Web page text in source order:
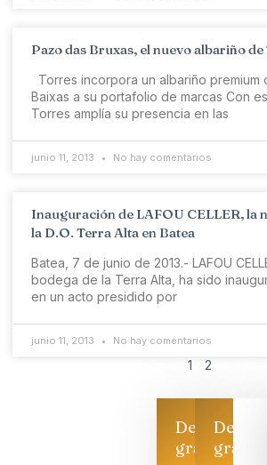
Pazo das Bruxas, el nuevo albariño
Torres incorpora un albariño premium
Baixas a su portafolio de marcas Con
Torres amplía su presencia en las
junio 11, 2013 No hay comentarios
Inauguración de LAFOU CELLER, la
la D.O. Terra Alta en Batea
Batea, 7 de junio de 2013.- LAFOU
bodega de la Terra Alta, ha sido
en un acto presidido por
junio 11, 2013 No hay comentarios
1 2
Descarga
gratisgratis